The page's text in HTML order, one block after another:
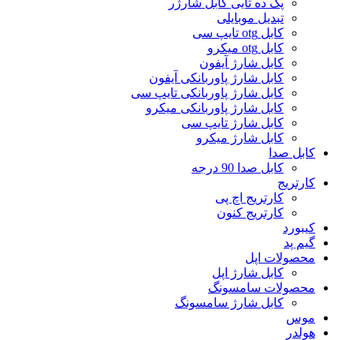
پک ده تایی کابل شارژر
تبدیل موبایلی
کابل otg تایپ سی
کابل otg میکرو
کابل شارژ آیفون
کابل شارژ پاوربانکی آیفون
کابل شارژ پاوربانکی تایپ سی
کابل شارژ پاوربانکی میکرو
کابل شارژ تایپ سی
کابل شارژ میکرو
کابل صدا
کابل صدا 90 درجه
کارتریج
کارتریج اچ پی
کارتریج کنون
کیبورد
گیم پد
محصولات اپل
کابل شارژ اپل
محصولات سامسونگ
کابل شارژ سامسونگ
موس
هولدر